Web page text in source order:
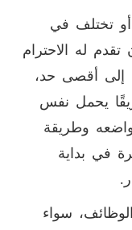
تختلف في
تقدم له الاحترام
إلى أقصى حد،
يحمل نفس
وطريقة
في بداية
سواء